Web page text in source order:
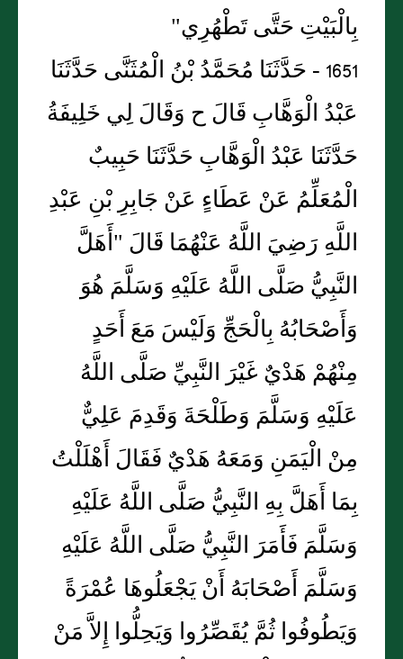
بِالْبَيْتِ حَتَّى تَطْهُرِي"
1651 - حَدَّثَنَا مُحَمَّدُ بْنُ الْمُثَنَّى حَدَّثَنَا
عَبْدُ الْوَهَّابِ قَالَ ح وَقَالَ لِي خَلِيفَةُ
حَدَّثَنَا عَبْدُ الْوَهَّابِ حَدَّثَنَا حَبِيبٌ
الْمُعَلِّمُ عَنْ عَطَاءٍ عَنْ جَابِرِ بْنِ عَبْدِ
اللَّهِ رَضِيَ اللَّهُ عَنْهُمَا قَالَ "أَهَلَّ
النَّبِيُّ صَلَّى اللَّهُ عَلَيْهِ وَسَلَّمَ هُوَ
وَأَصْحَابُهُ بِالْحَجِّ وَلَيْسَ مَعَ أَحَدٍ
مِنْهُمْ هَدْيٌ غَيْرَ النَّبِيِّ صَلَّى اللَّهُ
عَلَيْهِ وَسَلَّمَ وَطَلْحَةَ وَقَدِمَ عَلِيٌّ
مِنْ الْيَمَنِ وَمَعَهُ هَدْيٌ فَقَالَ أَهْلَلْتُ
بِمَا أَهَلَّ بِهِ النَّبِيُّ صَلَّى اللَّهُ عَلَيْهِ
وَسَلَّمَ فَأَمَرَ النَّبِيُّ صَلَّى اللَّهُ عَلَيْهِ
وَسَلَّمَ أَصْحَابَهُ أَنْ يَجْعَلُوهَا عُمْرَةً
وَيَطُوفُوا ثُمَّ يُقَصِّرُوا وَيَحِلُّوا إِلاَّ مَنْ